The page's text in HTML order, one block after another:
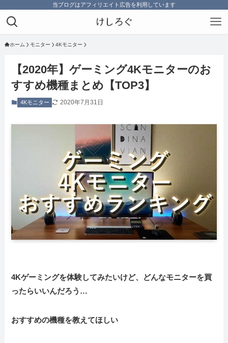
当ブログはアフィリエイト広告を利用しています
ホーム モニター 4Kモニター
【2020年】ゲーミング4Kモニターのお
すすめ機種まとめ【TOP3】
4Kモニター 2020年7月31日
4Kゲーミングを体験してみたいけど、どんなモニターを買
ったらいいんだろう…
おすすめの機種を教えてほしい